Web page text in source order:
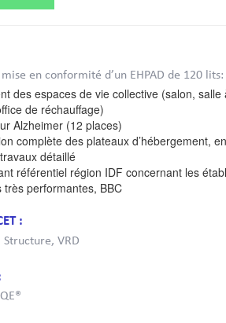
en conformité d’un EHPAD de 120 lits:
des espaces de vie collective (salon, salle
de réchauffage)
Alzheimer (12 places)
complète des plateaux d’hébergement,
détaillé
référentiel région IDF concernant les
très performantes, BBC
:
Structure, VRD